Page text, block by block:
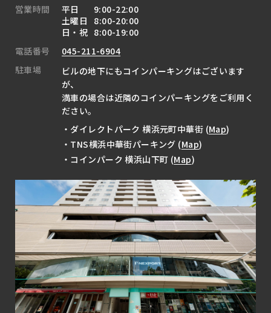
営業時間
平日
9:00-22:00
土曜日
8:00-20:00
日・祝 8:00-19:00
電話番号
045-211-6904
駐車場
ビルの地下にもコインパーキングはございます
が、
満車の場合は近隣のコインパーキングをご利用く
ださい。
・ダイレクトパーク 横浜元町中華街 (Map)
・TNS横浜中華街パーキング (Map)
・コインパーク 横浜山下町 (Map)